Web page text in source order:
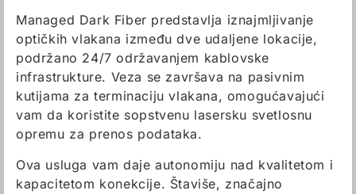
Managed Dark Fiber predstavlja iznajmljivanje
optičkih vlakana između dve udaljene lokacije,
podržano 24/7 održavanjem kablovske
infrastrukture. Veza se završava na pasivnim
kutijama za terminaciju vlakana, omogućavajući
vam da koristite sopstvenu lasersku svetlosnu
opremu za prenos podataka.
Ova usluga vam daje autonomiju nad kvalitetom i
kapacitetom konekcije. Štaviše, značajno